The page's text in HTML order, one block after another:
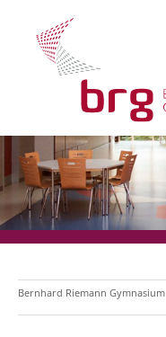
Bernhard Riemann Gymnasium